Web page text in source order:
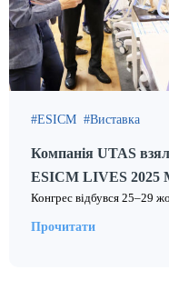
ESICM Виставка
Компанія UTAS
ESICM LIVES
Конгрес відбувся 25–29
Прочитати